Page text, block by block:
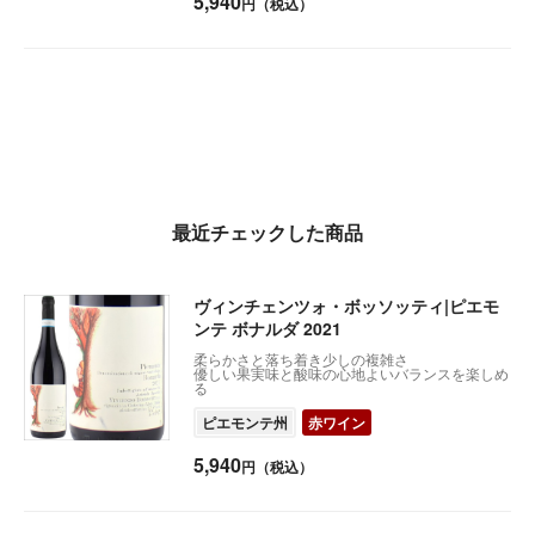
最近チェックした商品
ヴィンチェンツォ・ボッソッティ|ピエモ
ンテ ボナルダ 2021
柔らかさと落ち着き少しの複雑さ
優しい果実味と酸味の心地よいバランスを楽しめ
る
ピエモンテ州 赤ワイン
5,940円（税込）